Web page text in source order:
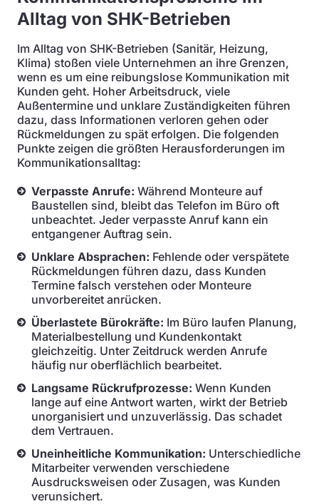
Alltag von SHK-Betrieben
Im Alltag von SHK-Betrieben (Sanitär, Heizung,
Klima) stoßen viele Unternehmen an ihre Grenzen,
wenn es um eine reibungslose Kommunikation mit
Kunden geht. Hoher Arbeitsdruck, viele
Außentermine und unklare Zuständigkeiten führen
dazu, dass Informationen verloren gehen oder
Rückmeldungen zu spät erfolgen. Die folgenden
Punkte zeigen die größten Herausforderungen im
Kommunikationsalltag:
Verpasste Anrufe: Während Monteure auf
Baustellen sind, bleibt das Telefon im Büro oft
unbeachtet. Jeder verpasste Anruf kann ein
entgangener Auftrag sein.
Unklare Absprachen: Fehlende oder verspätete
Rückmeldungen führen dazu, dass Kunden
Termine falsch verstehen oder Monteure
unvorbereitet anrücken.
Überlastete Bürokräfte: Im Büro laufen Planung,
Materialbestellung und Kundenkontakt
gleichzeitig. Unter Zeitdruck werden Anrufe
häufig nur oberflächlich bearbeitet.
Langsame Rückrufprozesse: Wenn Kunden
lange auf eine Antwort warten, wirkt der Betrieb
unorganisiert und unzuverlässig. Das schadet
dem Vertrauen.
Uneinheitliche Kommunikation: Unterschiedliche
Mitarbeiter verwenden verschiedene
Ausdrucksweisen oder Zusagen, was Kunden
verunsichert.